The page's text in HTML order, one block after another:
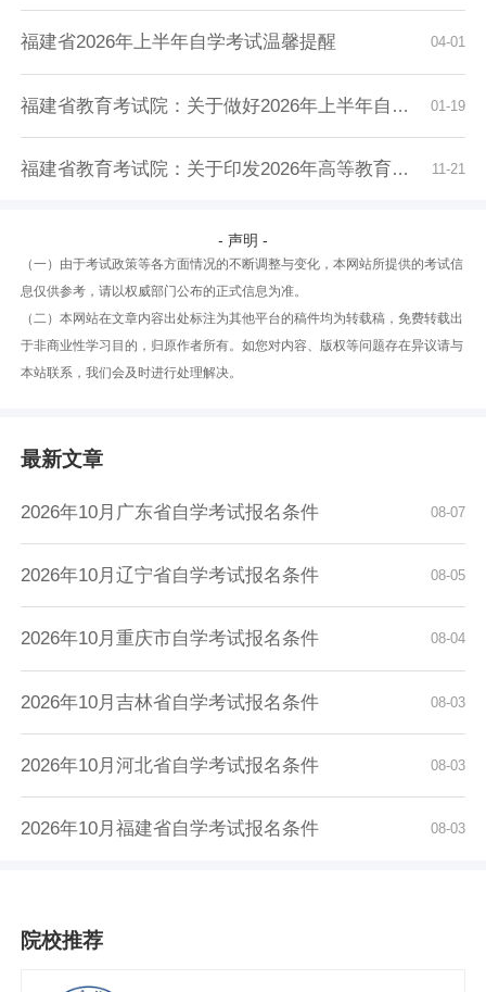
04-01
福建省2026年上半年自学考试温馨提醒
01-19
福建省教育考试院：关于做好2026年上半年自学考...
11-21
福建省教育考试院：关于印发2026年高等教育自学...
- 声明 -
（一）由于考试政策等各方面情况的不断调整与变化，本网站所提供的考试信
息仅供参考，请以权威部门公布的正式信息为准。
（二）本网站在文章内容出处标注为其他平台的稿件均为转载稿，免费转载出
于非商业性学习目的，归原作者所有。如您对内容、版权等问题存在异议请与
本站联系，我们会及时进行处理解决。
最新文章
08-07
2026年10月广东省自学考试报名条件
08-05
2026年10月辽宁省自学考试报名条件
08-04
2026年10月重庆市自学考试报名条件
08-03
2026年10月吉林省自学考试报名条件
08-03
2026年10月河北省自学考试报名条件
08-03
2026年10月福建省自学考试报名条件
院校推荐